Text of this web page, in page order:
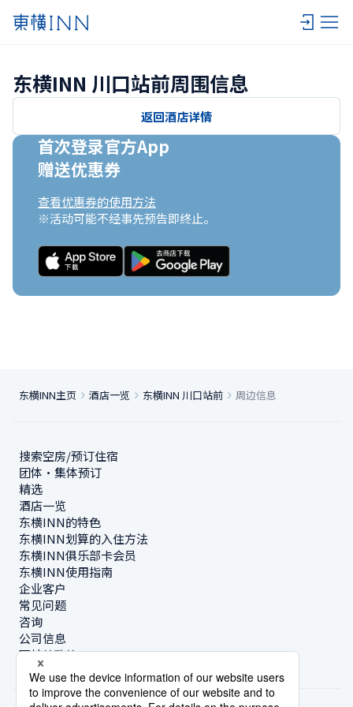
东横INN 川口站前周围信息
返回酒店详情
首次登录官方App
赠送优惠券
查看优惠券的使用方法
※活动可能不经事先预告即终止。
东横INN主页 酒店一览 东横INN 川口站前 周边信息
搜索空房/预订住宿
团体・集体预订
精选
酒店一览
东横INN的特色
东横INN划算的入住方法
东横INN俱乐部卡会员
东横INN使用指南
企业客户
常见问题
咨询
公司信息
可持续政策